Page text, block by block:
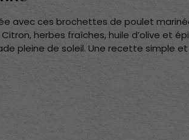
avec ces brochettes de poulet
herbes fraîches, huile d’olive et
pleine de soleil. Une recette simple et
façon Méditerranéenne